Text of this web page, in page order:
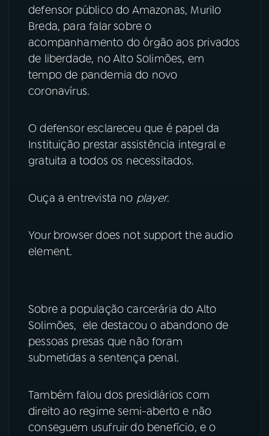
07ÚLTIMAS
08 FESTIVAL DE MÚSICA
ACOMPANHE A RÁDIO NACIONAL
Instagram X
defensor público do Amazonas, Murilo
Breda, para falar sobre o
acompanhamento do órgão aos privados
de liberdade, no Alto Solimões, em
tempo de pandemia do novo
coronavírus.
O defensor esclareceu que é papel da
Instituição prestar assistência integral e
gratuita a todos os necessitados.
Ouça a entrevista no player.
Your browser does not support the audio
element.
Sobre a população carcerária do Alto
Solimões, ele destacou o abandono de
pessoas presas que não foram
submetidas a sentença penal.
Também falou dos presidiários com
direito ao regime semi-aberto e não
conseguem usufruir do benefício, e o